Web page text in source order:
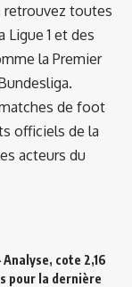
retrouvez toutes
1 et des
la Premier
de foot
officiels de la
acteurs du
cote 2,16
pour la dernière